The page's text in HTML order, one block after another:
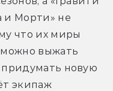
и Морти» не
что их миры
можно выжать
новую
экипаж